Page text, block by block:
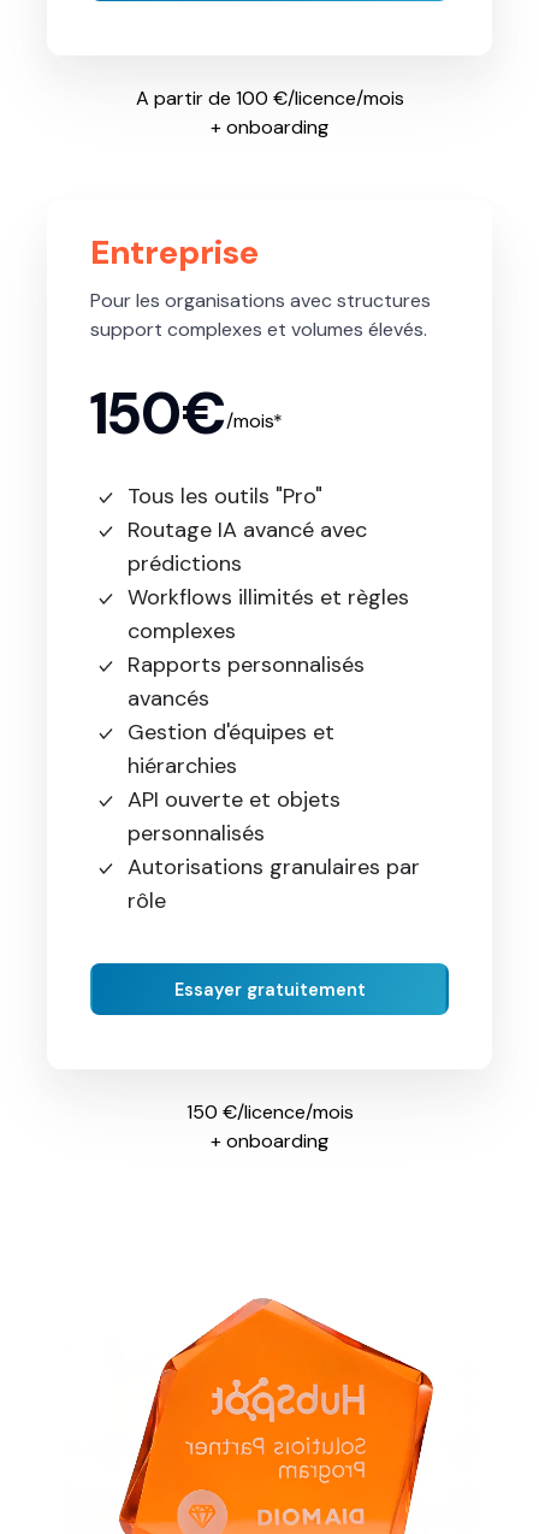
A partir de 100 €/licence/mois
+ onboarding
Entreprise
Pour les organisations avec structures
support complexes et volumes élevés.
150€/mois*
Tous les outils "Pro"
Routage IA avancé avec
prédictions
Workflows illimités et règles
complexes
Rapports personnalisés
avancés
Gestion d'équipes et
hiérarchies
API ouverte et objets
personnalisés
Autorisations granulaires par
rôle
Essayer gratuitement
150 €/licence/mois
+ onboarding